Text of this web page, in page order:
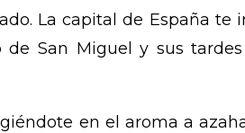
La capital de España te
San Miguel y sus
en el aroma a